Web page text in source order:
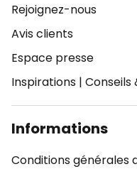
Rejoignez-nous
Avis clients
Espace presse
Inspirations | Conseils
Informations
Conditions générales